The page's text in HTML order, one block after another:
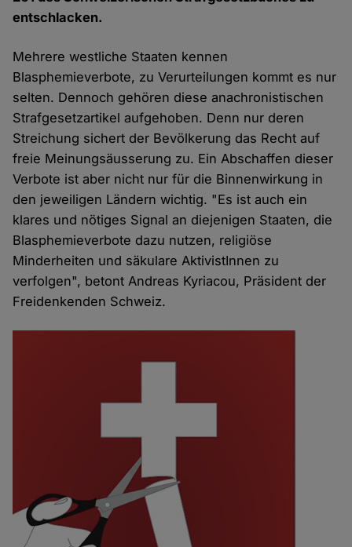
entschlacken.
Mehrere westliche Staaten kennen
Blasphemieverbote, zu Verurteilungen kommt es nur
selten. Dennoch gehören diese anachronistischen
Strafgesetzartikel aufgehoben. Denn nur deren
Streichung sichert der Bevölkerung das Recht auf
freie Meinungsäusserung zu. Ein Abschaffen dieser
Verbote ist aber nicht nur für die Binnenwirkung in
den jeweiligen Ländern wichtig. "Es ist auch ein
klares und nötiges Signal an diejenigen Staaten, die
Blasphemieverbote dazu nutzen, religiöse
Minderheiten und säkulare AktivistInnen zu
verfolgen", betont Andreas Kyriacou, Präsident der
Freidenkenden Schweiz.